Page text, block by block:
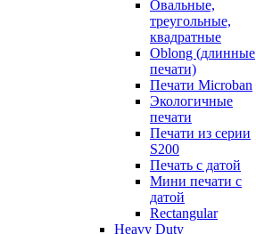
Овальные,
треугольные,
квадратные
Oblong (длинные
печати)
Печати Microban
Экологичные
печати
Печати из серии
S200
Печать с датой
Мини печати с
датой
Rectangular
Heavy Duty